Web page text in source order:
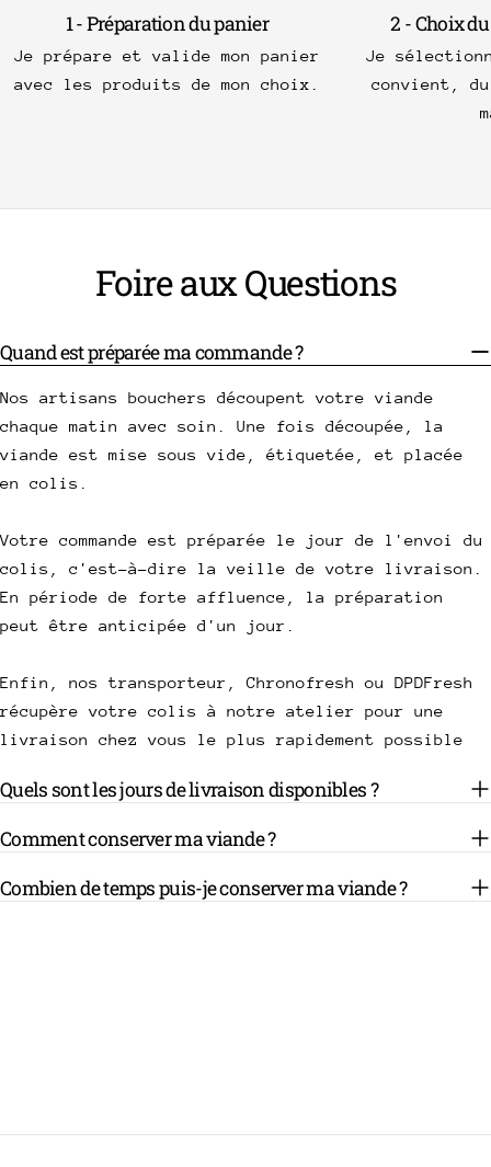
1 - Préparation du panier
Je prépare et valide mon panier
avec les produits de mon choix.
2 - Choix
Je
convient,
Foire aux Questions
Quand est préparée ma commande ?
Nos artisans bouchers découpent votre viande
chaque matin avec soin. Une fois découpée, la
viande est mise sous vide, étiquetée, et placée
en colis.
Votre commande est préparée le jour de l'envoi du
colis, c'est-à-dire la veille de votre livraison.
En période de forte affluence, la préparation
peut être anticipée d'un jour.
Enfin, nos transporteur, Chronofresh ou DPDFresh
récupère votre colis à notre atelier pour une
livraison chez vous le plus rapidement possible
Quels sont les jours de livraison disponibles ?
Comment conserver ma viande ?
Combien de temps puis-je conserver ma viande ?